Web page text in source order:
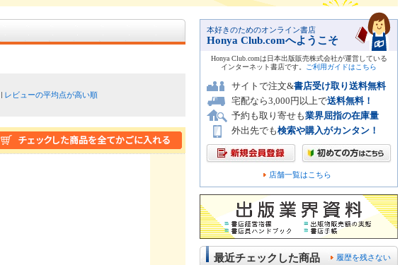
レビューの平均点が高い順
本好きのためのオンライン書店
Honya Club.comへようこそ
Honya Club.comは日本出版販売株式会社が運営している
インターネット書店です。
ご利用ガイドはこちら
サイトで注文&書店受け取り送料無料
宅配なら3,000円以上で送料無料！
予約も取り寄せも業界屈指の在庫量
外出先でも検索や購入がカンタン！
店舗一覧はこちら
履歴を残さない
最近チェックした商品